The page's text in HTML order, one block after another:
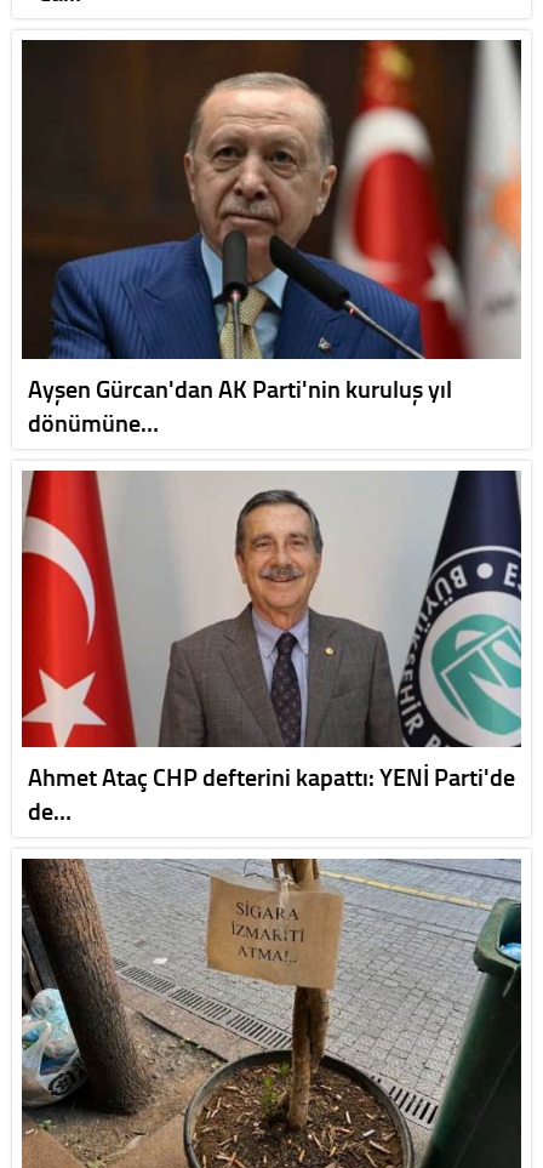
Ayşen Gürcan'dan AK Parti'nin kuruluş yıl
dönümüne…
Ahmet Ataç CHP defterini kapattı: YENİ Parti'de
de…